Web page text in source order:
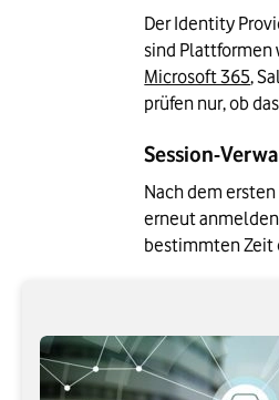
Der Identity
sind Plattformen
Microsoft 365,
prüfen nur, ob
Session-
Nach dem
erneut
bestimmten Zeit